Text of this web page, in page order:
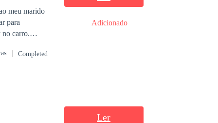
meu marido
para
no carro.
cartas
Completed
Adicionado
Ler